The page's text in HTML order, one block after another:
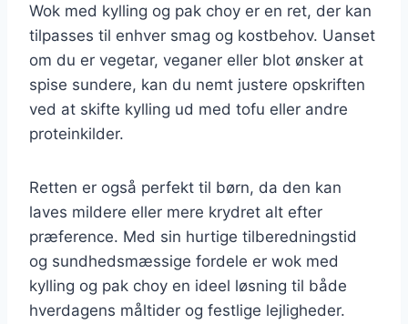
Wok med kylling og pak choy er en ret, der kan
tilpasses til enhver smag og kostbehov. Uanset
om du er vegetar, veganer eller blot ønsker at
spise sundere, kan du nemt justere opskriften
ved at skifte kylling ud med tofu eller andre
proteinkilder.
Retten er også perfekt til børn, da den kan
laves mildere eller mere krydret alt efter
præference. Med sin hurtige tilberedningstid
og sundhedsmæssige fordele er wok med
kylling og pak choy en ideel løsning til både
hverdagens måltider og festlige lejligheder.